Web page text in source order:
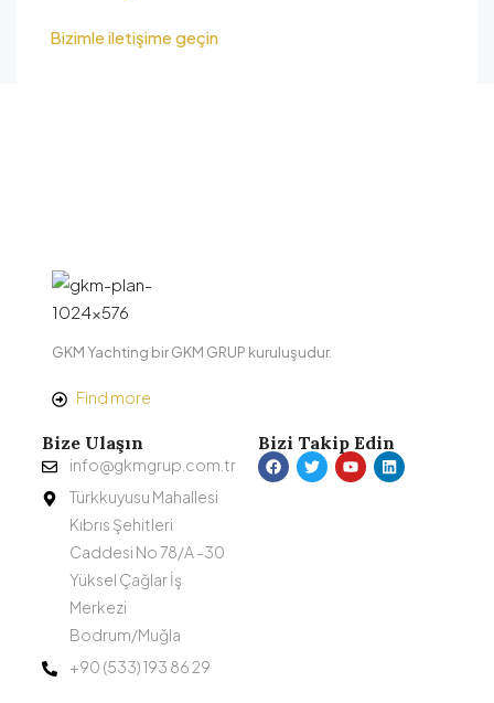
Bizimle iletişime geçin
GKM Yachting bir GKM GRUP kuruluşudur.
Find more
Bize Ulaşın
info@gkmgrup.com.tr
Türkkuyusu Mahallesi
Kıbrıs Şehitleri
Caddesi No 78/A -30
Yüksel Çağlar İş
Merkezi
Bodrum/Muğla
+90 (533) 193 86 29
Bizi Takip Edin